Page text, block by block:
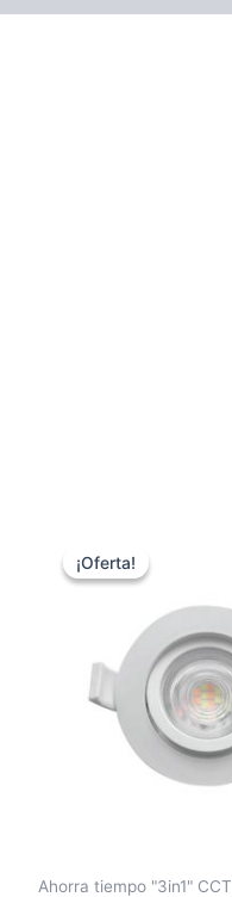
¡Oferta!
¡Oferta!
Ahorra tiempo "3in1" CCT